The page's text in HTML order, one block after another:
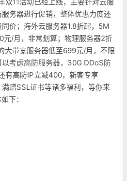
务器进行促销，整体优惠力度还
价；海外云服务器1.8折起，5M
元/月，非常划算；物理服务器2折
大带宽服务器低至699元/月，不限
考虑高防服务器，30G DDoS防
有高防IP立减400，新客专享
赠SSL证书等诸多福利，等你来
下：